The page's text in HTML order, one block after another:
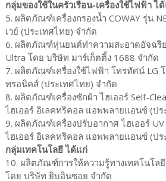
กลุ่มของใช้ในครัวเรือน-เครื่องใช้ไฟฟ้า ไ
5. ผลิตภัณฑ์เครื่องกรองน้ำ COWAY รุ่น
เวย์ (ประเทศไทย) จำกัด
6. ผลิตภัณฑ์หุ่นยนต์ทำความสะอาดอัจฉริย
Ultra โดย บริษัท มาร์เก็ตติ้ง 1688 จำกัด
7. ผลิตภัณฑ์เครื่องใช้ไฟฟ้า โทรทัศน์ LG
ทรอนิคส์ (ประเทศไทย) จำกัด
8. ผลิตภัณฑ์เครื่องซักผ้า ไฮเออร์ Self-
ไฮเออร์ อิเลคทริคอล แอพพลายแอนซ์ (ปร
9. ผลิตภัณฑ์เครื่องปรับอากาศ ไฮเออร์
ไฮเออร์ อิเลคทริคอล แอพพลายแอนซ์ (ปร
กลุ่มเทคโนโลยี ได้แก่
10. ผลิตภัณฑ์การให้ความรู้ทางเทคโนโล
โดย บริษัท ยิบอินซอย จำกัด